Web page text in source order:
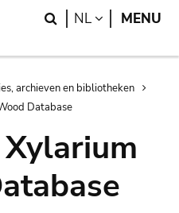
Search
NL LANGUAGE
MENU
archieven en bibliotheken
Database